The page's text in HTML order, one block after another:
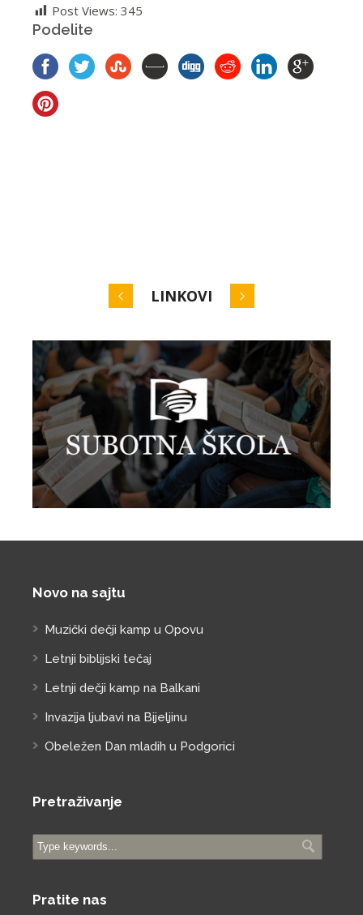
Post Views: 345
Podelite
LINKOVI
Novo na sajtu
Muzički dečji kamp u Opovu
Letnji biblijski tečaj
Letnji dečji kamp na Balkani
Invazija ljubavi na Bijeljinu
Obeležen Dan mladih u Podgorici
Pretraživanje
Pratite nas